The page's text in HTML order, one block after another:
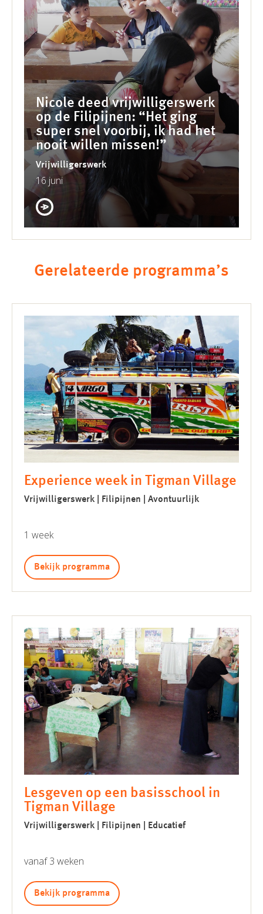
Nicole deed vrijwilligerswerk
op de Filipijnen: “Het ging
super snel voorbij, ik had het
nooit willen missen!”
Vrijwilligerswerk
16 juni
Gerelateerde programma’s
Experience week in Tigman Village
Vrijwilligerswerk | Filipijnen | Avontuurlijk
1 week
Bekijk programma
Lesgeven op een basisschool in
Tigman Village
Vrijwilligerswerk | Filipijnen | Educatief
vanaf 3 weken
Bekijk programma